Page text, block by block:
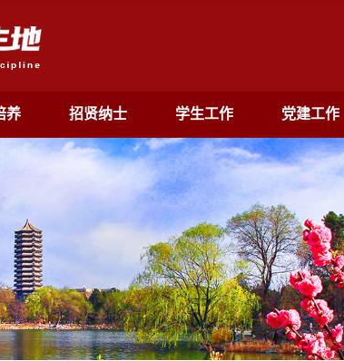
养 招贤纳士 学生工作 党建工作